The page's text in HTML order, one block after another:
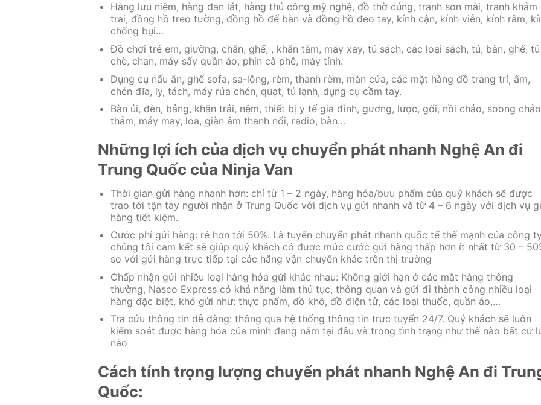
Hàng lưu niệm, hàng đan lát, hàng thủ công mỹ nghệ, đồ thờ cúng, tranh sơn mài, tranh khảm
trai, đồng hồ treo tường, đồng hồ để bàn và đồng hồ đeo tay, kính cận, kính viễn, kính râm,
chống bụi…
Đồ chơi trẻ em, giường, chăn, ghế, , khăn tắm, máy xay, tủ sách, các loại sách, tủ, bàn, ghế, tủ
chè, chạn, máy sấy quần áo, phin cà phê, máy tính.
Dụng cụ nấu ăn, ghế sofa, sa-lông, rèm, thanh rèm, màn cửa, các mặt hàng đồ trang trí, ấm,
chén đĩa, ly, tách, máy rửa chén, quạt, tủ lạnh, dụng cụ cầm tay.
Bàn ủi, đèn, bảng, khăn trải, nệm, thiết bị y tế gia đình, gương, lược, gối, nồi chảo, soong
thảm, máy may, loa, giàn âm thanh nổi, radio, bàn…
Những lợi ích của dịch vụ chuyển phát nhanh Nghệ An đi
Trung Quốc của Ninja Van
Thời gian gửi hàng nhanh hơn: chỉ từ 1 – 2 ngày, hàng hóa/bưu phẩm của quý khách sẽ được
trao tới tận tay người nhận ở Trung Quốc với dịch vụ gửi nhanh và từ 4 – 6 ngày với dịch vụ
hàng tiết kiệm.
Cước phí gửi hàng: rẻ hơn tới 50%. Là tuyến chuyển phát nhanh quốc tế thế mạnh của công
chúng tôi cam kết sẽ giúp quý khách có được mức cước gửi hàng thấp hơn ít nhất từ 30 –
so với gửi hàng trực tiếp tại các hãng vận chuyển khác trên thị trường
Chấp nhận gửi nhiều loại hàng hóa gửi khác nhau: Không giới hạn ở các mặt hàng thông
thường, Nasco Express có khả năng làm thủ tục, thông quan và gửi đi thành công nhiều loại
hàng đặc biệt, khó gửi như: thực phẩm, đồ khô, đồ điện tử, các loại thuốc, quần áo,…
Tra cứu thông tin dễ dàng: thông qua hệ thống thông tin trực tuyến 24/7. Quý khách sẽ luôn
kiểm soát được hàng hóa của mình đang nằm tại đâu và trong tình trạng như thế nào bất cứ
nào
Cách tính trọng lượng chuyển phát nhanh Nghệ An đi
Quốc: